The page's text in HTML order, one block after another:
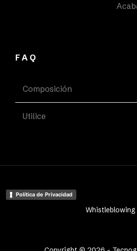
FAQ
Composición
Utilice
Política de Privacidad
Whistleblowing